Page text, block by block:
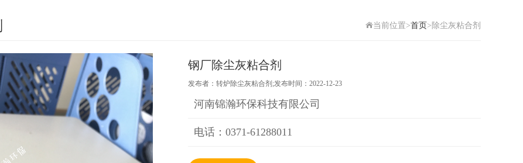
当前位置>首页>除尘灰粘合剂
钢厂除尘灰粘合剂
发布者：转炉除尘灰粘合剂;发布时间：2022-12-23
河南锦瀚环保科技有限公司
电话：0371-61288011